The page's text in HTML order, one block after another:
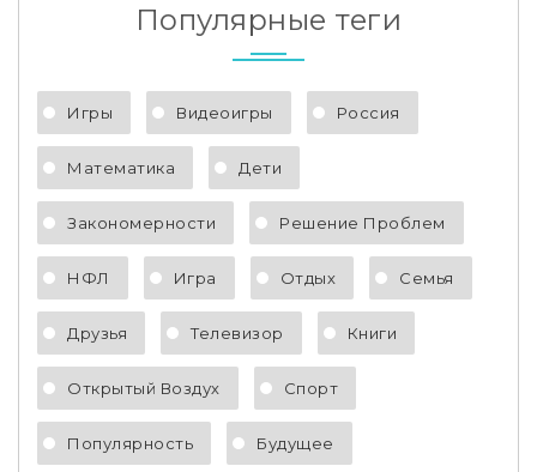
Популярные теги
Игры Видеоигры Россия
Математика Дети
Закономерности Решение Проблем
НФЛ Игра Отдых Семья
Друзья Телевизор Книги
Открытый Воздух Спорт
Популярность Будущее